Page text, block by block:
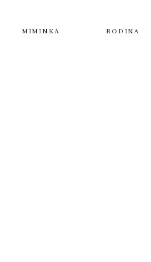
MIMINKA RODINA